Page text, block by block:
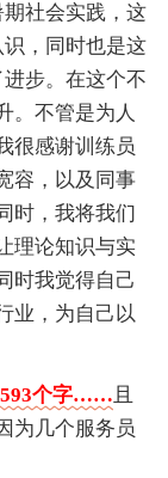
社会实践，这
，同时也是这
步。在这个不
。不管是为人
很感谢训练员
容，以及同事
时，我将我们
理论知识与实
时我觉得自己
业，为自己以
个字…… 且
为几个服务员